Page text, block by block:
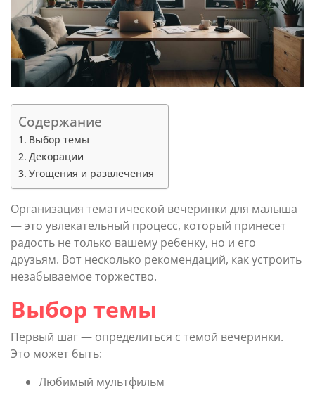
Содержание
Выбор темы
Декорации
Угощения и развлечения
Организация тематической вечеринки для малыша
— это увлекательный процесс, который принесет
радость не только вашему ребенку, но и его
друзьям. Вот несколько рекомендаций, как устроить
незабываемое торжество.
Выбор темы
Первый шаг — определиться с темой вечеринки.
Это может быть:
Любимый мультфильм